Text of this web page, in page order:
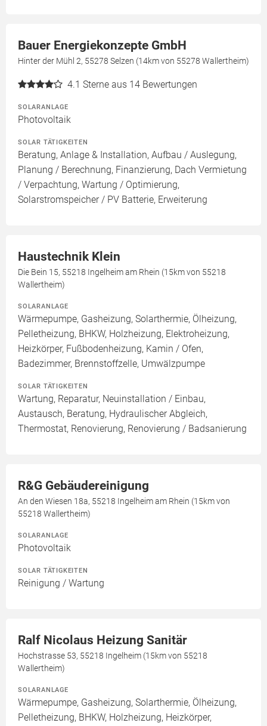
Bauer Energiekonzepte GmbH
Hinter der Mühl 2, 55278 Selzen (14km von 55278 Wallertheim)
4.1 Sterne aus 14 Bewertungen
SOLARANLAGE
Photovoltaik
SOLAR TÄTIGKEITEN
Beratung, Anlage & Installation, Aufbau / Auslegung,
Planung / Berechnung, Finanzierung, Dach Vermietung
/ Verpachtung, Wartung / Optimierung,
Solarstromspeicher / PV Batterie, Erweiterung
Haustechnik Klein
Die Bein 15, 55218 Ingelheim am Rhein (15km von 55218
Wallertheim)
SOLARANLAGE
Wärmepumpe, Gasheizung, Solarthermie, Ölheizung,
Pelletheizung, BHKW, Holzheizung, Elektroheizung,
Heizkörper, Fußbodenheizung, Kamin / Ofen,
Badezimmer, Brennstoffzelle, Umwälzpumpe
SOLAR TÄTIGKEITEN
Wartung, Reparatur, Neuinstallation / Einbau,
Austausch, Beratung, Hydraulischer Abgleich,
Thermostat, Renovierung, Renovierung / Badsanierung
R&G Gebäudereinigung
An den Wiesen 18a, 55218 Ingelheim am Rhein (15km von
55218 Wallertheim)
SOLARANLAGE
Photovoltaik
SOLAR TÄTIGKEITEN
Reinigung / Wartung
Ralf Nicolaus Heizung Sanitär
Hochstrasse 53, 55218 Ingelheim (15km von 55218
Wallertheim)
SOLARANLAGE
Wärmepumpe, Gasheizung, Solarthermie, Ölheizung,
Pelletheizung, BHKW, Holzheizung, Heizkörper,